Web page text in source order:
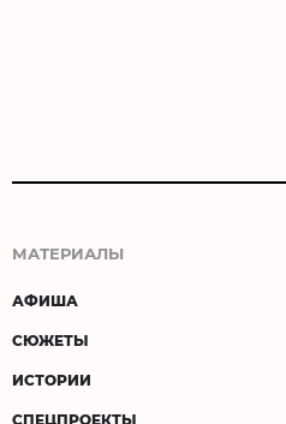
МАТЕРИАЛЫ
АФИША
СЮЖЕТЫ
ИСТОРИИ
СПЕЦПРОЕКТЫ